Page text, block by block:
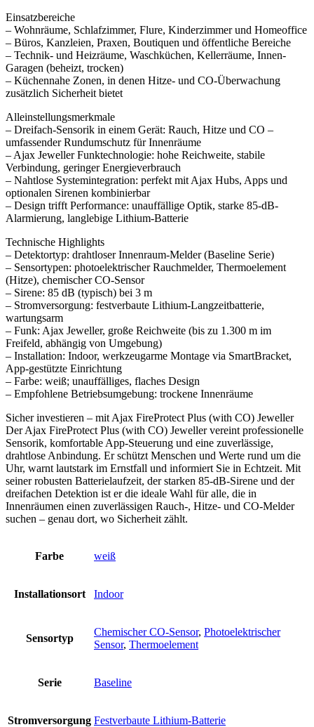
Einsatzbereiche
– Wohnräume, Schlafzimmer, Flure, Kinderzimmer und Homeoffice
– Büros, Kanzleien, Praxen, Boutiquen und öffentliche Bereiche
– Technik- und Heizräume, Waschküchen, Kellerräume, Innen-
Garagen (beheizt, trocken)
– Küchennahe Zonen, in denen Hitze- und CO-Überwachung
zusätzlich Sicherheit bietet
Alleinstellungsmerkmale
– Dreifach-Sensorik in einem Gerät: Rauch, Hitze und CO –
umfassender Rundumschutz für Innenräume
– Ajax Jeweller Funktechnologie: hohe Reichweite, stabile
Verbindung, geringer Energieverbrauch
– Nahtlose Systemintegration: perfekt mit Ajax Hubs, Apps und
optionalen Sirenen kombinierbar
– Design trifft Performance: unauffällige Optik, starke 85-dB-
Alarmierung, langlebige Lithium-Batterie
Technische Highlights
– Detektortyp: drahtloser Innenraum-Melder (Baseline Serie)
– Sensortypen: photoelektrischer Rauchmelder, Thermoelement
(Hitze), chemischer CO-Sensor
– Sirene: 85 dB (typisch) bei 3 m
– Stromversorgung: festverbaute Lithium-Langzeitbatterie,
wartungsarm
– Funk: Ajax Jeweller, große Reichweite (bis zu 1.300 m im
Freifeld, abhängig von Umgebung)
– Installation: Indoor, werkzeugarme Montage via SmartBracket,
App-gestützte Einrichtung
– Farbe: weiß; unauffälliges, flaches Design
– Empfohlene Betriebsumgebung: trockene Innenräume
Sicher investieren – mit Ajax FireProtect Plus (with CO) Jeweller
Der Ajax FireProtect Plus (with CO) Jeweller vereint professionelle
Sensorik, komfortable App-Steuerung und eine zuverlässige,
drahtlose Anbindung. Er schützt Menschen und Werte rund um die
Uhr, warnt lautstark im Ernstfall und informiert Sie in Echtzeit. Mit
seiner robusten Batterielaufzeit, der starken 85-dB-Sirene und der
dreifachen Detektion ist er die ideale Wahl für alle, die in
Innenräumen einen zuverlässigen Rauch-, Hitze- und CO-Melder
suchen – genau dort, wo Sicherheit zählt.
Farbe weiß
Installationsort Indoor
Sensortyp
Chemischer CO-Sensor, Photoelektrischer
Sensor, Thermoelement
Serie Baseline
Stromversorgung Festverbaute Lithium-Batterie